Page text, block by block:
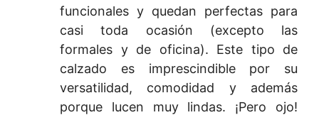
funcionales y quedan perfectas para
casi toda ocasión (excepto las
formales y de oficina). Este tipo de
calzado es imprescindible por su
versatilidad, comodidad y además
porque lucen muy lindas. ¡Pero ojo!